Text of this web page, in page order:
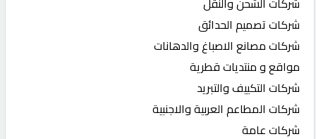
شركات تصميم الحدائق
شركات مصانع الاصباغ والدهانات
مواقع و منتديات قطرية
شركات التكييف والتبريد
شركات المطاعم العربية والاجنبية
شركات عامة